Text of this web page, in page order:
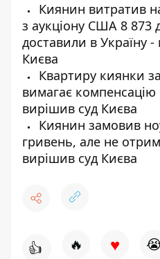
Киянин витратив
з аукціону США 8 873
доставили в Україну
Києва
Квартиру киянки
вимагає
вирішив суд Києва
Киянин замовив
гривень, але не
вирішив суд Києва
👍 🔥 ♥